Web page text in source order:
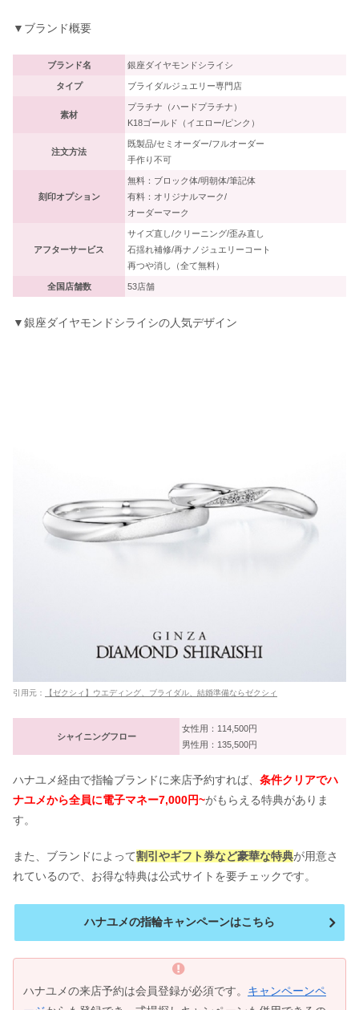
▼ブランド概要
ブランド名 銀座ダイヤモンドシライシ
タイプ ブライダルジュエリー専門店
素材
プラチナ（ハードプラチナ）
K18ゴールド（イエロー/ピンク）
注文方法
既製品/セミオーダー/フルオーダー
手作り不可
刻印オプション
無料：ブロック体/明朝体/筆記体
有料：オリジナルマーク/
オーダーマーク
アフターサービス
サイズ直し/クリーニング/歪み直し
石揺れ補修/再ナノジュエリーコート
再つや消し（全て無料）
全国店舗数 53店舗
▼銀座ダイヤモンドシライシの人気デザイン
引用元： 【ゼクシィ】ウエディング、ブライダル、結婚準備ならゼクシィ
シャイニングフロー
女性用：114,500円
男性用：135,500円
ハナユメ経由で指輪ブランドに来店予約すれば、 条件クリアでハ
ナユメから全員に電子マネー7,000円~がもらえる特典がありま
す。
また、ブランドによって割引やギフト券など豪華な特典が用意さ
れているので、お得な特典は公式サイトを要チェックです。
ハナユメの指輪キャンペーンはこちら
ハナユメの来店予約は会員登録が必須です。 キャンペーンペ